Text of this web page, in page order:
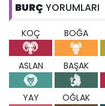
BURÇ YORUMLARI
KOÇ BOĞA
ASLAN BAŞAK
YAY OĞLAK